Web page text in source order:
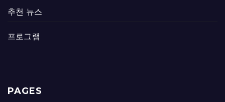
추천 뉴스
프로그램
PAGES